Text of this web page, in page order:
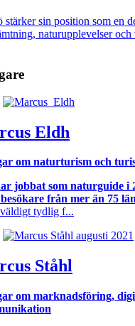
stärker sin position som en
naturupplevelser
Eldh
om naturturism och
jobbat som naturguide i
från mer än 75
tydlig f...
Ståhl
om marknadsföring,